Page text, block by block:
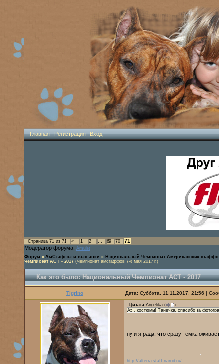
Главная|Регистрация|Вход
Страница 71 из 71 « 1 2 … 69 70
71
Модератор форума: Amulet
Форум » АмСтаффы и выставки » Национальный Чемпионат Американских
Чемпионат АСТ - 2017 (Чемпионат амстаффов 7-8 мая 2017 г.)
Как это было: Национальный Чемпионат АСТ - 2017
Tigrino Дата: Суббота, 11.11.2017, 21:56 |
Цитата Angelika (
)
Ах , костюмы! Танечка, спасибо за
ну и я рада, что сразу темка
http://alterra-staff.narod.ru/